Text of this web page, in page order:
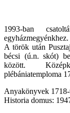
1993-ban
egyházmegyénkhez.
A török után
bécsi (ú.n. skót)
között.
plébániatemploma
Anyakönyvek
Historia domus: